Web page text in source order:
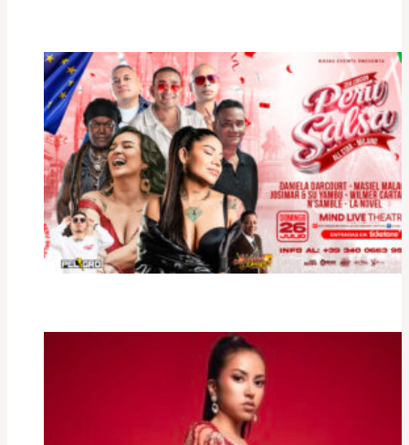
Perù Salsa All Star